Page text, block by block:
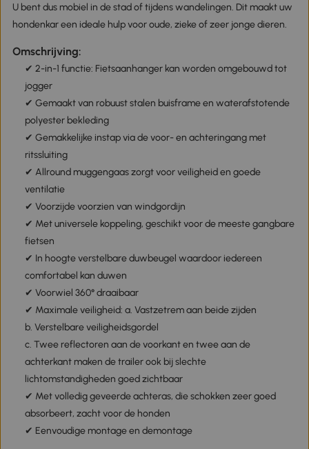
U bent dus mobiel in de stad of tijdens wandelingen. Dit maakt uw
hondenkar een ideale hulp voor oude, zieke of zeer jonge dieren.
Omschrijving:
✔ 2-in-1 functie: Fietsaanhanger kan worden omgebouwd tot
jogger
✔ Gemaakt van robuust stalen buisframe en waterafstotende
polyester bekleding
✔ Gemakkelijke instap via de voor- en achteringang met
ritssluiting
✔ Allround muggengaas zorgt voor veiligheid en goede
ventilatie
✔ Voorzijde voorzien van windgordijn
✔ Met universele koppeling, geschikt voor de meeste gangbare
fietsen
✔ In hoogte verstelbare duwbeugel waardoor iedereen
comfortabel kan duwen
✔ Voorwiel 360° draaibaar
✔ Maximale veiligheid: a. Vastzetrem aan beide zijden
b. Verstelbare veiligheidsgordel
c. Twee reflectoren aan de voorkant en twee aan de
achterkant maken de trailer ook bij slechte
lichtomstandigheden goed zichtbaar
✔ Met volledig geveerde achteras, die schokken zeer goed
absorbeert, zacht voor de honden
✔ Eenvoudige montage en demontage